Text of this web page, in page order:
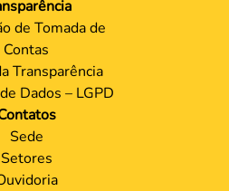
de Tomada de
Contas
Transparência
Dados – LGPD
Sede
Setores